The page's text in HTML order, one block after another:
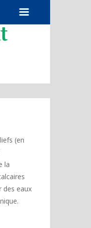
(en
la
des eaux